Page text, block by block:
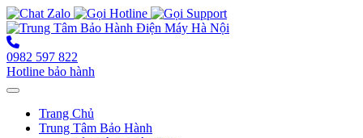
0982 597 822
Hotline bảo hành
Toggle navigation
Trang Chủ
Trung Tâm Bảo Hành